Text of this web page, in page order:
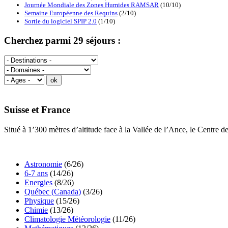
Journée Mondiale des Zones Humides RAMSAR (10/10)
Semaine Européenne des Requins (2/10)
Sortie du logiciel SPIP 2.0 (1/10)
Cherchez parmi 29 séjours :
Suisse et France
Situé à 1’300 mètres d’altitude face à la Vallée de l’Ance, le
Astronomie (6/26)
6-7 ans (14/26)
Energies (8/26)
Québec (Canada) (3/26)
Physique (15/26)
Chimie (13/26)
Climatologie Météorologie (11/26)